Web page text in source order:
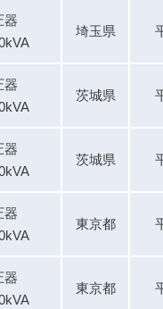
器
埼玉県
器
茨城県
器
茨城県
器
東京都
器
東京都